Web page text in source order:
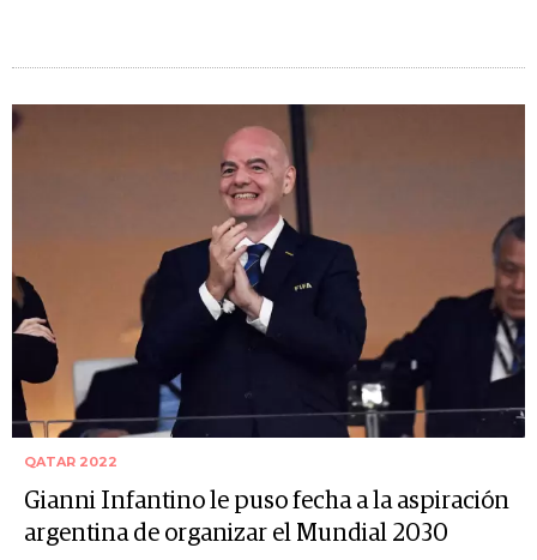
QATAR 2022
Gianni Infantino le puso fecha a la aspiración
argentina de organizar el Mundial 2030